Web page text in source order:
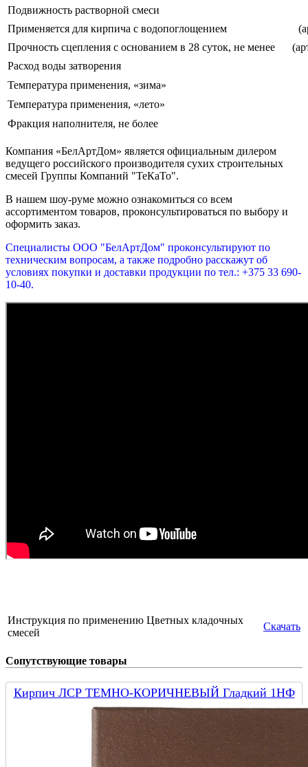
Подвижность растворной смеси
Применяется для кирпича с водопоглощением
Прочность сцепления с основанием в 28 суток, не менее
Расход воды затворения
Температура применения, «зима»
Температура применения, «лето»
Фракция наполнителя, не более
Компания «БелАртДом» является официальным дилером
ведущего российского производителя сухих строительных
смесей Группы Компаний "ТеКаТо".
В нашем шоу-руме можно ознакомиться со всем
ассортиментом товаров, проконсультироваться по выбору и
оформить заказ.
Специалисты ООО "БелАртДом" проконсультируют по
техническим вопросам, а также подробно расскажут об
условиях покупки и доставки продукции по тел.: +375 33 690-
10-40.
Инструкция по применению Цветных кладочных
смесей
Скачать
Сопутствующие товары
Кирпич ЛСР ТЕМНО-КОРИЧНЕВЫЙ Гладкий 1НФ